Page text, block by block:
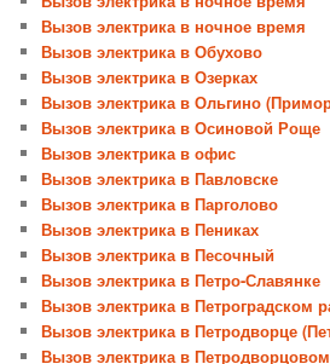
Вызов электрика в ночное время
Вызов электрика в Обухово
Вызов электрика в Озерках
Вызов электрика в Ольгино
Вызов электрика в Осиновой Роще
Вызов электрика в офис
Вызов электрика в Павловске
Вызов электрика в Парголово
Вызов электрика в Пениках
Вызов электрика в Песочный
Вызов электрика в Петро-Славянке
Вызов электрика в Петроградском
Вызов электрика в Петродворце
Вызов электрика в